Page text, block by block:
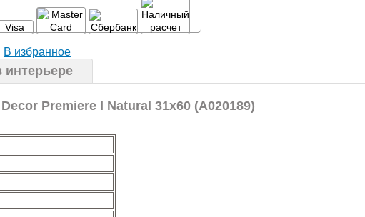
В избранное
интерьере
Premiere I Natural 31x60 (A020189)